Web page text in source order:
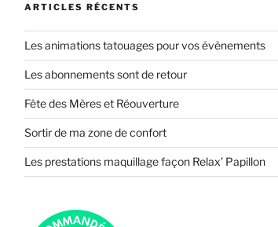
ARTICLES RÉCENTS
Les animations tatouages pour vos évènements
Les abonnements sont de retour
Fête des Mères et Réouverture
Sortir de ma zone de confort
Les prestations maquillage façon Relax’ Papillon